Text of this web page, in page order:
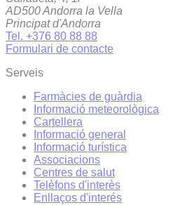
AD500 Andorra la Vella
Principat d'Andorra
Tel. +376 80 88 88
Formulari de contacte
Serveis
Farmàcies de guàrdia
Informació meteorològica
Cartellera
Informació general
Informació turística
Associacions
Centres de salut
Telèfons d'interès
Enllaços d'interés